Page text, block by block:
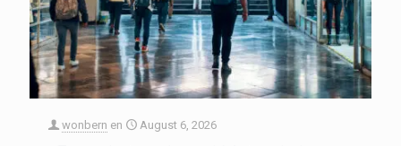
wonbern en August 6, 2026